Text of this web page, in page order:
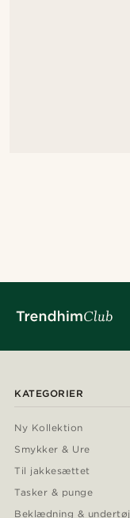
KATEGORIER
Ny Kollektion
Smykker & Ure
Til jakkesættet
Tasker & punge
Beklædning & undertøj